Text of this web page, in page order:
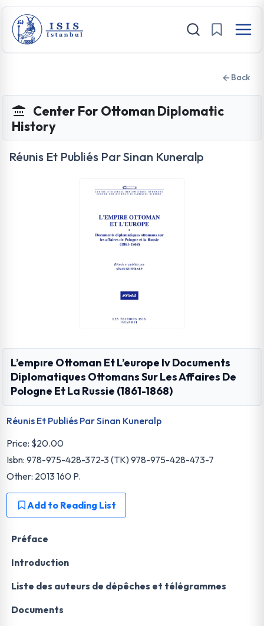
Back
Center For Ottoman Diplomatic
History
Réunis Et Publiés Par Sinan Kuneralp
L’empıre Ottoman Et L’europe Iv Documents
Diplomatiques Ottomans Sur Les Affaires De
Pologne Et La Russie (1861-1868)
Réunis Et Publiés Par Sinan Kuneralp
Price: $20.00
Isbn: 978-975-428-372-3 (TK) 978-975-428-473-7
Other: 2013 160 P.
Add to Reading List
Préface
Introduction
Liste des auteurs de dépêches et télégrammes
Documents